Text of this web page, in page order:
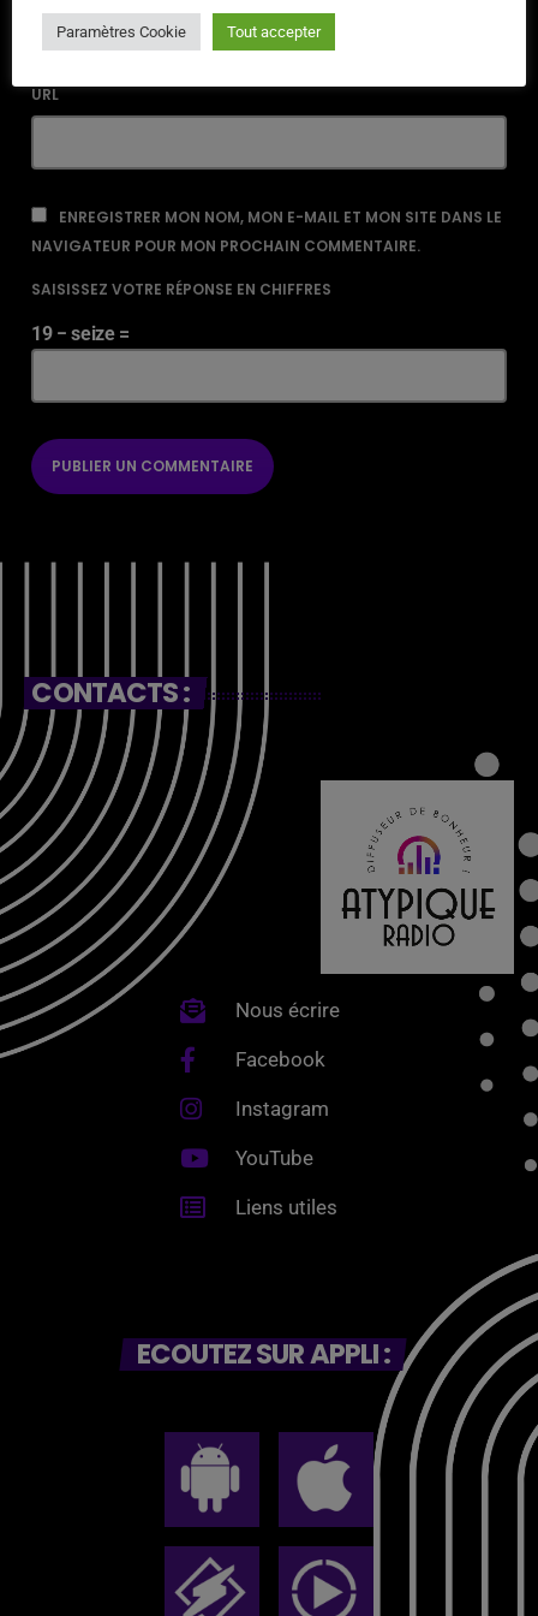
URL
ENREGISTRER MON NOM, MON E-MAIL ET MON SITE DANS LE
NAVIGATEUR POUR MON PROCHAIN COMMENTAIRE.
SAISISSEZ VOTRE RÉPONSE EN CHIFFRES
19 − seize =
CONTACTS :
Nous écrire
Facebook
Instagram
YouTube
Liens utiles
ECOUTEZ SUR APPLI :
Paramètres Cookie Tout accepter